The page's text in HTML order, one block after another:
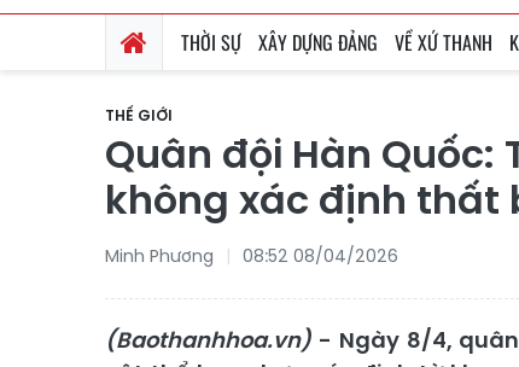
THỜI SỰ XÂY DỰNG ĐẢNG VỀ XỨ THANH
THẾ GIỚI
Quân đội Hàn
không xác định thất
Minh Phương 08:52 08/04/2026
(Baothanhhoa.vn) - Ngày 8/4,